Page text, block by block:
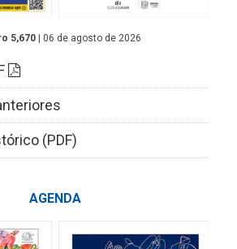
5,670 | 06 de agosto de 2026
(PDF)
AGENDA